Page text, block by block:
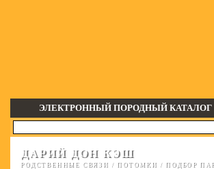
ЭЛЕКТРОННЫЙ ПОРОДНЫЙ КАТАЛОГ
ДАРИЙ ДОН КЭШ
РОДСТВЕННЫЕ СВЯЗИ / ПОТОМКИ / ПОДБОР